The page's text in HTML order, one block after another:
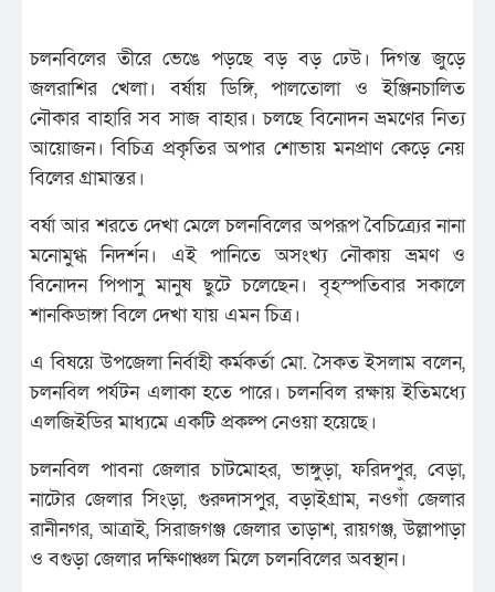
চলনবিলের তীরে ভেঙে পড়ছে বড় বড় ঢেউ। দিগন্ত জুড়ে
জলরাশির খেলা। বর্ষায় ডিঙ্গি, পালতোলা ও ইঞ্জিনচালিত
নৌকার বাহারি সব সাজ বাহার। চলছে বিনোদন ভ্রমণের নিত্য
আয়োজন। বিচিত্র প্রকৃতির অপার শোভায় মনপ্রাণ কেড়ে নেয়
বিলের গ্রামান্তর।
বর্ষা আর শরতে দেখা মেলে চলনবিলের অপরূপ বৈচিত্র্যের নানা
মনোমুগ্ধ নিদর্শন। এই পানিতে অসংখ্য নৌকায় ভ্রমণ ও
বিনোদন পিপাসু মানুষ ছুটে চলেছেন। বৃহস্পতিবার সকালে
শানকিডাঙ্গা বিলে দেখা যায় এমন চিত্র।
এ বিষয়ে উপজেলা নির্বাহী কর্মকর্তা মো. সৈকত ইসলাম বলেন,
চলনবিল পর্যটন এলাকা হতে পারে। চলনবিল রক্ষায় ইতিমধ্যে
এলজিইডির মাধ্যমে একটি প্রকল্প নেওয়া হয়েছে।
চলনবিল পাবনা জেলার চাটমোহর, ভাঙ্গুড়া, ফরিদপুর, বেড়া,
নাটোর জেলার সিংড়া, গুরুদাসপুর, বড়াইগ্রাম, নওগাঁ জেলার
রানীনগর, আত্রাই, সিরাজগঞ্জ জেলার তাড়াশ, রায়গঞ্জ, উল্লাপাড়া
ও বগুড়া জেলার দক্ষিণাঞ্চল মিলে চলনবিলের অবস্থান।